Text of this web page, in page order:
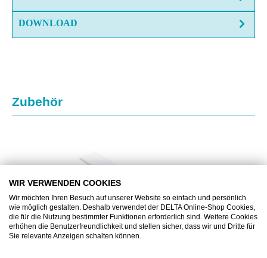
DOWNLOAD
Produktgalerie überspringen
Zubehör
WIR VERWENDEN COOKIES
Wir möchten Ihren Besuch auf unserer Website so einfach und persönlich
wie möglich gestalten. Deshalb verwendet der DELTA Online-Shop Cookies,
die für die Nutzung bestimmter Funktionen erforderlich sind. Weitere Cookies
erhöhen die Benutzerfreundlichkeit und stellen sicher, dass wir und Dritte für
Sie relevante Anzeigen schalten können.